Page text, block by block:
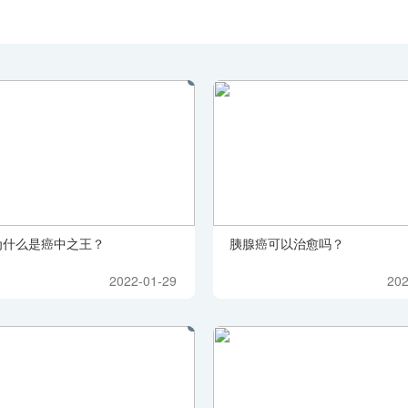
么是癌中之王？
2022-01-29
胰腺癌可以治愈吗？